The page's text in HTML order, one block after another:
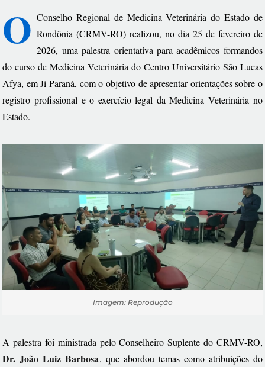
O Conselho Regional de Medicina Veterinária do Estado de
Rondônia (CRMV-RO) realizou, no dia 25 de fevereiro de
2026, uma palestra orientativa para acadêmicos formandos
do curso de Medicina Veterinária do Centro Universitário São Lucas
Afya, em Ji-Paraná, com o objetivo de apresentar orientações sobre o
registro profissional e o exercício legal da Medicina Veterinária no
Estado.
Imagem: Reprodução
A palestra foi ministrada pelo Conselheiro Suplente do CRMV-RO,
Dr. João Luiz Barbosa, que abordou temas como atribuições do